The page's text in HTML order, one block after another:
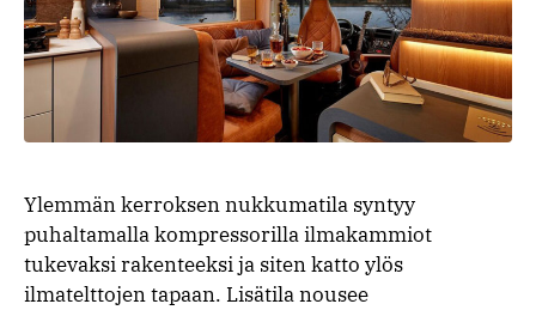
Ylemmän kerroksen nukkumatila syntyy
puhaltamalla kompressorilla ilmakammiot
tukevaksi rakenteeksi ja siten katto ylös
ilmatelttojen tapaan. Lisätila nousee